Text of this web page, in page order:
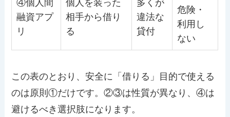
④個人間
融資アプ
リ
個人を装った
相手から借り
る
多くが
違法な
貸付
危険・
利用し
ない
この表のとおり、安全に「借りる」目的で使える
のは原則①だけです。②③は性質が異なり、④は
避けるべき選択肢になります。